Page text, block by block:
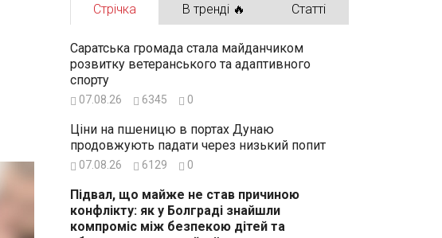
Стрічка В тренді 🔥 Статті
Саратська громада стала майданчиком
розвитку ветеранського та адаптивного
спорту
07.08.26 6345 0
Ціни на пшеницю в портах Дунаю
продовжують падати через низький попит
07.08.26 6129 0
Підвал, що майже не став причиною
конфлікту: як у Болграді знайшли
компроміс між безпекою дітей та